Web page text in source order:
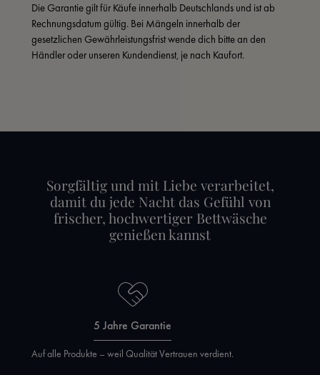
Die Garantie gilt für Käufe innerhalb Deutschlands und ist ab
Rechnungsdatum gültig. Bei Mängeln innerhalb der
gesetzlichen Gewährleistungsfrist wende dich bitte an den
Händler oder unseren Kundendienst, je nach Kaufort.
Sorgfältig und mit Liebe verarbeitet,
damit du jede Nacht das Gefühl von
frischer, hochwertiger Bettwäsche
genießen kannst
5 Jahre Garantie
Auf alle Produkte – weil Qualität Vertrauen verdient.